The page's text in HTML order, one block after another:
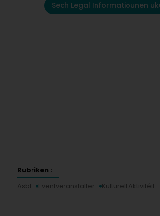
Sech Legal Informatiounen
Rubriken :
Asbl
Eventveranstalter Kulturell Aktivitéit